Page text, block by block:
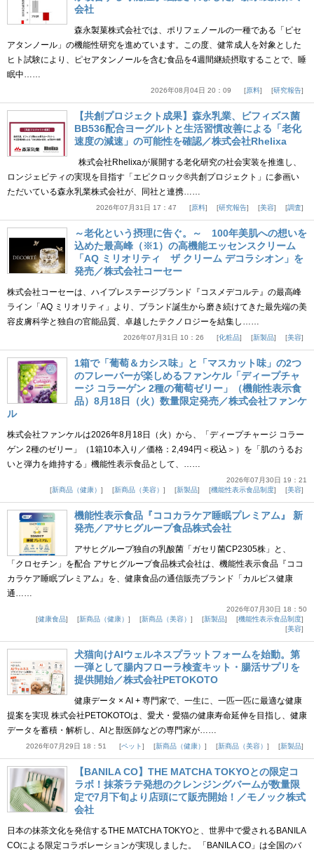
会社
森永製菓株式会社では、ポリフェノールの一種である「ピセ
アタンノール」の機能性研究を進めています。この度、健常成人を対象とした
ヒト試験により、ピセアタンノールを含む食品を4週間継続摂取することで、睡
眠中……
2026年08月04日 20：09 原料 研究報告
【共創プロジェクト成果】森永乳業、ビフィズス菌
BB536配合ヨーグルトと生活習慣改善による「老化
速度の減速」の可能性を確認／株式会社Rhelixa
株式会社Rhelixaが展開する老化研究の社会実装を推進し、
ロンジェビティの実現を目指す「エピクロック®共創プロジェクト」に参画い
ただいている森永乳業株式会社が、同社と連携……
2026年07月31日 17：47 原料 研究報告 美容 調査
～老化という摂理に告ぐ。～ 100年美肌への想いを
込めた最高峰（※1）の高機能エッセンスクリーム
「AQ ミリオリティ ザ クリーム デコラシオン」を
発売／株式会社コーセー
株式会社コーセーは、ハイプレステージブランド『コスメデコルテ』の最高峰
ライン「AQ ミリオリティ」より、ブランド誕生から磨き続けてきた最先端の美
容皮膚科学と独自の官能品質、卓越したテクノロジーを結集し……
2026年07月31日 10：26 化粧品 新製品 美容
1箱で「葡萄＆カシス味」と「マスカット味」の2つ
のフレーバーが楽しめるファンケル「ディープチャ
ージ コラーゲン 2種の葡萄ゼリー」（機能性表示食
品）8月18日（火）数量限定発売／株式会社ファンケ
ル
株式会社ファンケルは2026年8月18日（火）から、「ディープチャージ コラー
ゲン 2種のゼリー」（1箱10本入り／価格：2,494円＜税込＞）を「肌のうるお
いと弾力を維持する」機能性表示食品として、……
2026年07月30日 19：21
新商品（健康）
新商品（美容） 新製品 機能性表示食品制度 美容
機能性表示食品『ココカラケア睡眠プレミアム』 新
発売／アサヒグループ食品株式会社
アサヒグループ独自の乳酸菌「ガセリ菌CP2305株」と、
「クロセチン」を配合 アサヒグループ食品株式会社は、機能性表示食品『ココ
カラケア睡眠プレミアム』を、健康食品の通信販売ブランド「カルピス健康
通……
2026年07月30日 18：50
健康食品
新商品（健康） 新商品（美容） 新製品
機能性表示食品制度
美容
犬猫向けAIウェルネスプラットフォームを始動。第
一弾として腸内フローラ検査キット・腸活サプリを
提供開始／株式会社PETOKOTO
健康データ × AI + 専門家で、一生に、一匹一匹に最適な健康
提案を実現 株式会社PETOKOTOは、愛犬・愛猫の健康寿命延伸を目指し、健康
データを蓄積・解析し、AIと獣医師などの専門家が……
2026年07月29日 18：51 ペット 新商品（健康） 新商品（美容） 新製品
【BANILA CO】THE MATCHA TOKYOとの限定コ
ラボ！抹茶ラテ発想のクレンジングバームが数量限
定で7月下旬より店頭にて販売開始！／モノック株式
会社
日本の抹茶文化を発信するTHE MATCHA TOKYOと、世界中で愛されるBANILA
COによる限定コラボレーションが実現しました。 「BANILA CO」は全国のバ